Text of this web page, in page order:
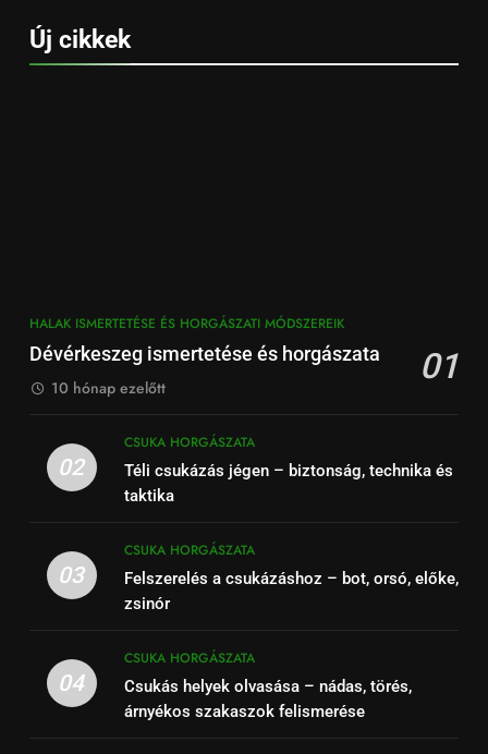
Új cikkek
HALAK ISMERTETÉSE ÉS HORGÁSZATI MÓDSZEREIK
Dévérkeszeg ismertetése és horgászata 01
10 hónap ezelőtt
02
CSUKA HORGÁSZATA
Téli csukázás jégen – biztonság, technika és
taktika
03
CSUKA HORGÁSZATA
Felszerelés a csukázáshoz – bot, orsó, előke,
zsinór
04
CSUKA HORGÁSZATA
Csukás helyek olvasása – nádas, törés,
árnyékos szakaszok felismerése